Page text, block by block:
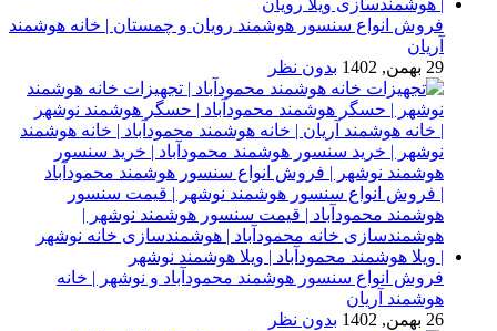
فروش انواع سنسور هوشمند رویان و چمستان | خانه هوشمند
آریان
29 بهمن, 1402
بدون نظر
فروش انواع سنسور هوشمند محمودآباد و نوشهر | خانه
هوشمند آریان
26 بهمن, 1402
بدون نظر